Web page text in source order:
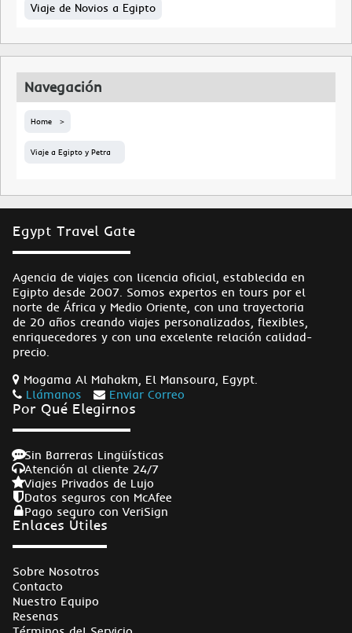
Viaje de Novios a Egipto
Navegación
Home
Viaje a Egipto y Petra
Egypt Travel Gate
Agencia de viajes con licencia oficial, establecida en
Egipto desde 2007. Somos expertos en tours por el
norte de África y Medio Oriente, con una trayectoria
de 20 años creando viajes personalizados, flexibles,
enriquecedores y con una excelente relación calidad-
precio.
Mogama Al Mahakm, El Mansoura, Egypt.
Llámanos
Enviar Correo
Por Qué Elegirnos
Sin Barreras Lingüísticas
Atención al cliente 24/7
Viajes Privados de Lujo
Datos seguros con McAfee
Pago seguro con VeriSign
Enlaces Útiles
Sobre Nosotros
Contacto
Nuestro Equipo
Resenas